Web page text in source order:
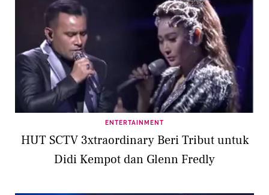
ENTERTAINMENT
HUT SCTV 3xtraordinary Beri Tribut untuk
Didi Kempot dan Glenn Fredly